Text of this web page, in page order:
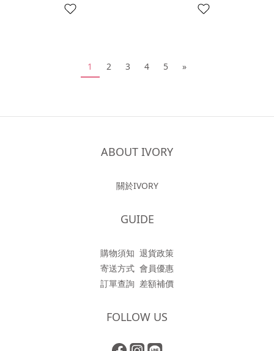
1 2 3 4 5 »
ABOUT IVORY
關於IVORY
GUIDE
購物須知 退貨政策
寄送方式 會員優惠
訂單查詢 差額補價
FOLLOW US